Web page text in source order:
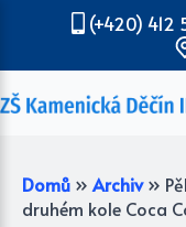
(+420) 412
Domů » Archiv »
druhém kole Coca